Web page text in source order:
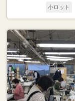
小ロット